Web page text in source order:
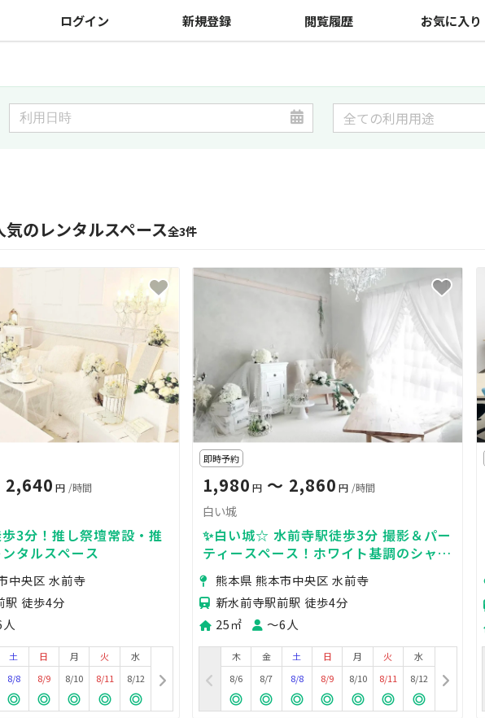
ログイン 新規登録 閲覧履歴 お気に入り
気のレンタルスペース全3件
2,640 円 /時間
3分！推し祭壇常設・推
タルスペース
中央区 水前寺
駅 徒歩4分
土
8/8
日
8/9
月
8/10
火
8/11
水
8/12
即時予約
1,980 円 〜 2,860 円 /時間
白い城
✨白い城☆ 水前寺駅徒歩3分 撮影＆パー
ティースペース！ホワイト基調のシャビ
ーなプリンセス空間
熊本県 熊本市中央区 水前寺
新水前寺駅前駅 徒歩4分
25㎡
〜6人
木
8/6
金
8/7
土
8/8
日
8/9
月
8/10
火
8/11
水
8/12